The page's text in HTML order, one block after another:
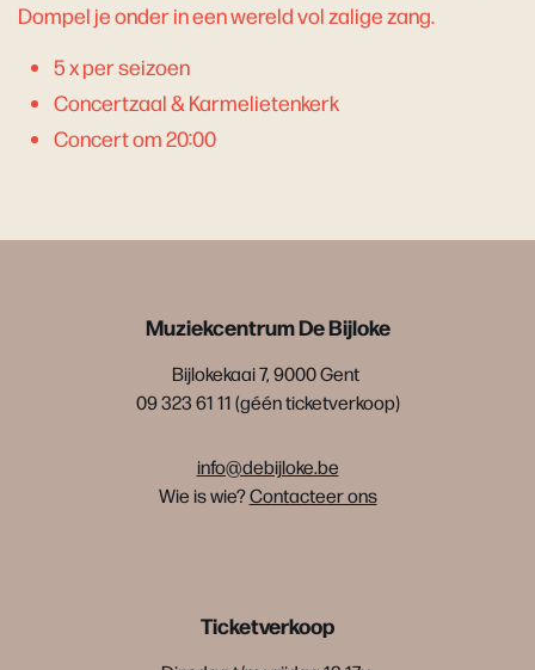
Dompel je onder in een wereld vol zalige zang.
5 x per seizoen
Concertzaal & Karmelietenkerk
Concert om 20:00
Muziekcentrum De Bijloke
Bijlokekaai 7, 9000 Gent
09 323 61 11 (géén ticketverkoop)
info@debijloke.be
Wie is wie?Contacteer ons
Ticketverkoop